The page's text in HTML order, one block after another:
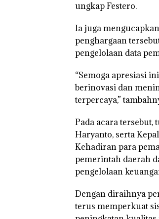
ungkap Festero.
Ia juga
penghargaan
pengelolaan data
“Semoga apresiasi
berinovasi dan
terpercaya,”
Pada acara
Haryanto, serta
Kehadiran para
pemerintah daerah
pengelolaan
Dengan diraihnya
terus memperkuat